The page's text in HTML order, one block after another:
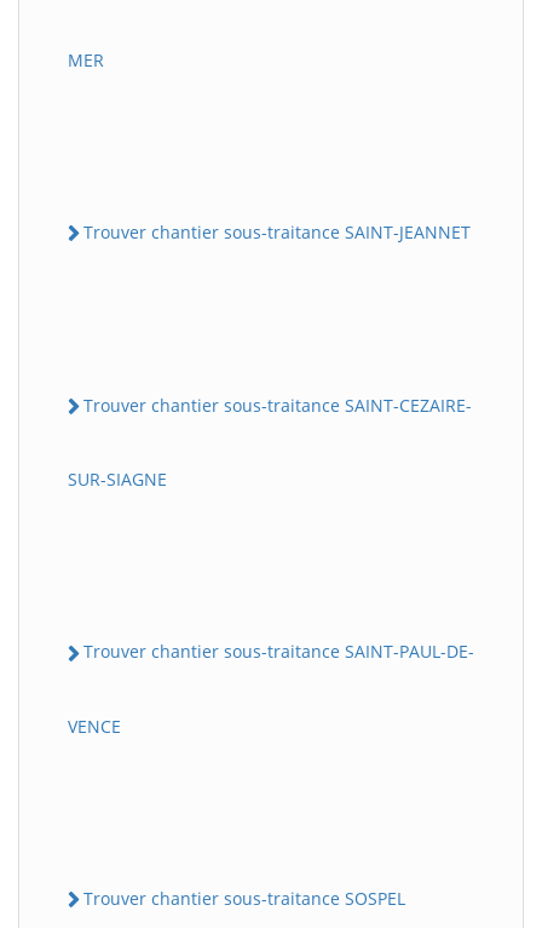
MER
Trouver chantier sous-traitance SAINT-JEANNET
Trouver chantier sous-traitance SAINT-CEZAIRE-
SUR-SIAGNE
Trouver chantier sous-traitance SAINT-PAUL-DE-
VENCE
Trouver chantier sous-traitance SOSPEL